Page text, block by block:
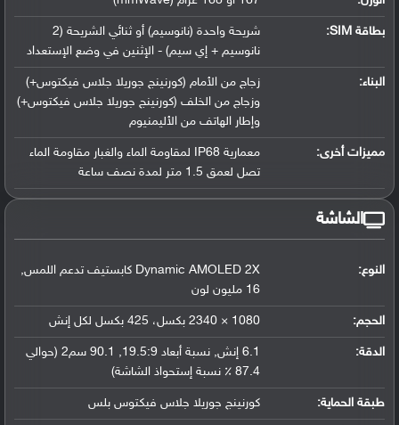
بطاقة SIM:
شريحة واحدة (نانوسيم) أو ثنائي الشريحة (2
نانوسيم + إي سيم) - الإثنين في وضع الإستعداد
البناء:
زجاج من الأمام (كورنينج جوريلا جلاس فيكتوس+)
وزجاج من الخلف (كورنينج جوريلا جلاس فيكتوس+)
وإطار الهاتف من الأليمنيوم
مميزات أخرى:
معمارية IP68 لمقاومة الماء والغبار مقاومة الماء
تصل لعمق 1.5 متر لمدة نصف ساعة
الشاشة
النوع:
Dynamic AMOLED 2X كابستيف تدعم اللمس,
16 مليون لون
الحجم: 1080 × 2340 بكسل، 425 بكسل لكل إنش
الدقة:
6.1 إنش, نسبة أبعاد 19.5:9, 90.1 سم2 (حوالي
87.4 ٪ نسبة إستحواذ الشاشة)
طبقة الحماية: كورنينج جوريلا جلاس فيكتوس بلس